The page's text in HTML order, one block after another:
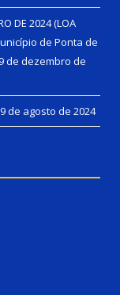
DE 2024 (LOA
de Ponta de
de dezembro de
9 de agosto de 2024